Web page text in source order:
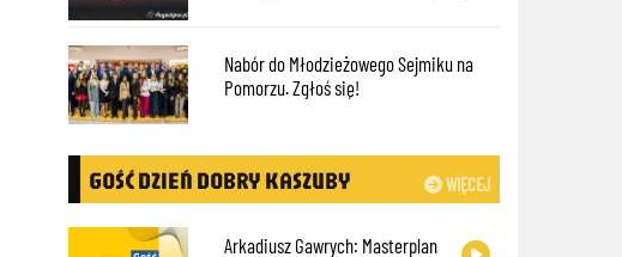
Nabór do Młodzieżowego Sejmiku na
Pomorzu. Zgłoś się!
WIĘCEJ
GOŚĆ DZIEŃ DOBRY KASZUBY
Arkadiusz Gawrych: Masterplan